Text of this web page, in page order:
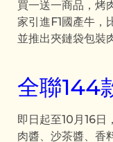
買一送一商品，烤
家引進F1國產牛，
並推出夾鏈袋包裝
全聯144
即日起至10月16日
肉醬、沙茶醬、香